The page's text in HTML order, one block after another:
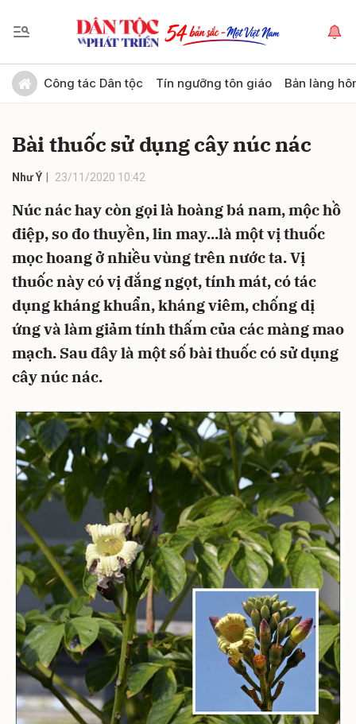
Công tác Dân tộc Tín ngưỡng tôn giáo Bản làng
Bài thuốc sử dụng cây núc nác
Như Ý 23/11/2020 10:42
Núc nác hay còn gọi là hoàng bá nam, mộc hồ
điệp, so đo thuyền, lin may...là một vị thuốc
mọc hoang ở nhiều vùng trên nước ta. Vị
thuốc này có vị đắng ngọt, tính mát, có tác
dụng kháng khuẩn, kháng viêm, chống dị
ứng và làm giảm tính thấm của các màng mao
mạch. Sau đây là một số bài thuốc có sử dụng
cây núc nác.
Gửi bình luận
Hủy Gửi